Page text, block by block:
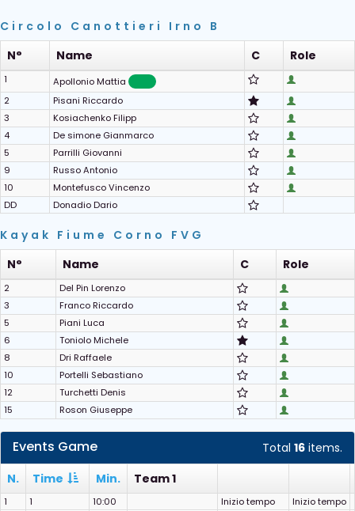
Circolo Canottieri Irno B
N°
Name C Role
1
Apollonio Mattia
2
Pisani Riccardo
3
Kosiachenko Filipp
4
De simone Gianmarco
5
Parrilli Giovanni
9
Russo Antonio
10
Montefusco Vincenzo
DD
Donadio Dario
Kayak Fiume Corno FVG
N°
Name C Role
2
Del Pin Lorenzo
3
Franco Riccardo
5
Piani Luca
6
Toniolo Michele
8
Dri Raffaele
10
Portelli Sebastiano
12
Turchetti Denis
15
Roson Giuseppe
Total 16 items.
Events Game
N. Time Min. Team 1
1 1 10:00 Inizio tempo
Inizio tempo